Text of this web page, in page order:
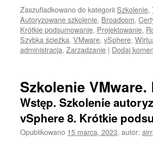
Zaszufladkowano do kategorii Szkolenie,
Autoryzowane szkolenie, Broadcom,
Krótkie podsumowanie, Projektowanie,
Szybka ścieżka, VMware, vSphere,
administracja, Zarządzanie | Dodaj
Szkolenie
Wstęp. Szkolenie
vSphere 8. Krótkie
Opublikowano 15 marca, 2023, autor: